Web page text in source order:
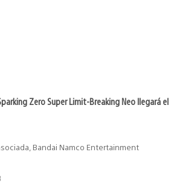
Zero Super Limit-Breaking Neo llegará el
Bandai Namco Entertainment